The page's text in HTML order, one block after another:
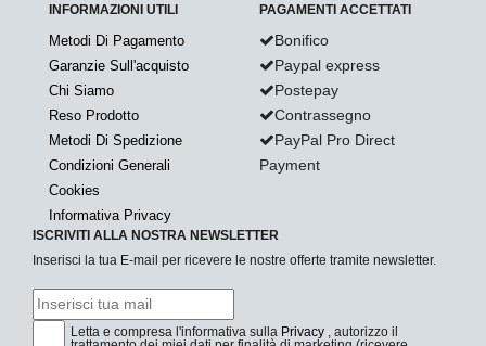
INFORMAZIONI UTILI
Metodi Di Pagamento
Garanzie Sull'acquisto
Chi Siamo
Reso Prodotto
Metodi Di Spedizione
Condizioni Generali
Cookies
Informativa Privacy
PAGAMENTI ACCETTATI
Bonifico
Paypal express
Postepay
Contrassegno
PayPal Pro Direct
Payment
ISCRIVITI ALLA NOSTRA NEWSLETTER
Inserisci la tua E-mail per ricevere le nostre offerte tramite newsletter.
Letta e compresa l'informativa sulla Privacy , autorizzo il